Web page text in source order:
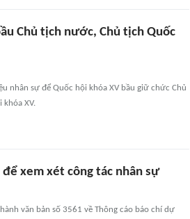
Chủ tịch nước, Chủ tịch Quốc
nhân sự để Quốc hội khóa XV bầu giữ chức Chủ
XV.
xem xét công tác nhân sự
văn bản số 3561 về Thông cáo báo chí dự